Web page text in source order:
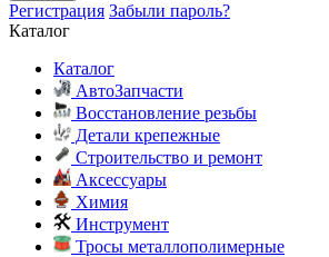
Регистрация Забыли пароль?
Каталог
Каталог
АвтоЗапчасти
Восстановление резьбы
Детали крепежные
Строительство и ремонт
Аксессуары
Химия
Инструмент
Тросы металлополимерные